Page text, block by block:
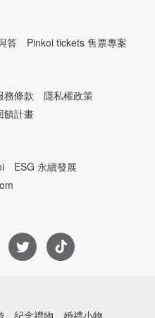
答 Pinkoi tickets 售票專案
務條款
隱私權政策
饋計畫
ESG 永續發展